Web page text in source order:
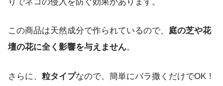
この商品は天然成分で作られているので、 庭の芝や花
壇の花に全く影響を与えません。
さらに、 粒タイプなので、簡単にバラ撒くだけでOK！